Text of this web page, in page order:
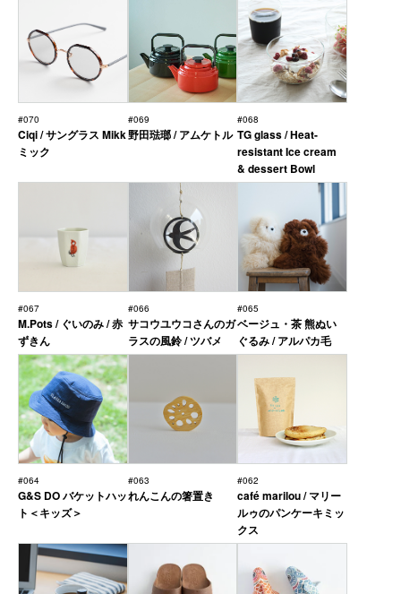
#070
Ciqi / サングラス Mikk
ミック
#069
野田琺瑯 / アムケトル
#068
TG glass / Heat-
resistant Ice cream
& dessert Bowl
#067
M.Pots / ぐいのみ / 赤
ずきん
#066
サコウユウコさんのガ
ラスの風鈴 / ツバメ
#065
ベージュ・茶 熊ぬい
ぐるみ / アルパカ毛
#064
G&S DO バケットハッ
ト＜キッズ＞
#063
れんこんの箸置き
#062
café marilou / マリー
ルゥのパンケーキミッ
クス